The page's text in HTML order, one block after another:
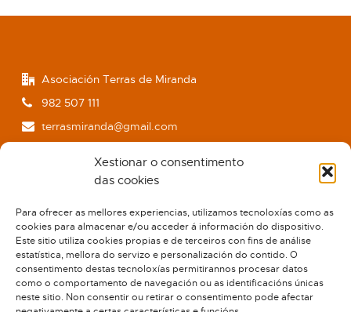
Xestionar o consentimento
das cookies
Para ofrecer as mellores experiencias, utilizamos tecnoloxías como as
cookies para almacenar e/ou acceder á información do dispositivo.
Este sitio utiliza cookies propias e de terceiros con fins de análise
estatística, mellora do servizo e personalización do contido. O
consentimento destas tecnoloxías permitirannos procesar datos
como o comportamento de navegación ou as identificacións únicas
neste sitio. Non consentir ou retirar o consentimento pode afectar
Asociación Terras de Miranda
982 507 111
terrasmiranda@gmail.com